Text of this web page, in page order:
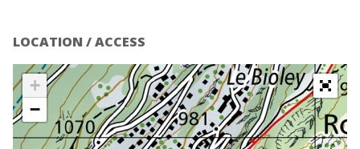
LOCATION / ACCESS
+
−